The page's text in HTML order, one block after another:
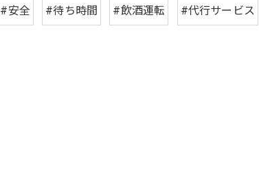
#安全 #待ち時間 #飲酒運転 #代行サービス